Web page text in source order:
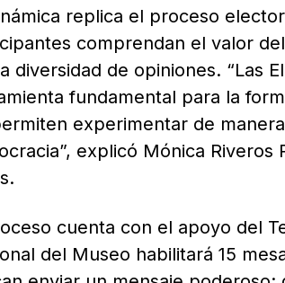
replica el proceso
comprendan el valor
diversidad de opiniones. “Las
fundamental para la
experimentar de
explicó Mónica
cuenta con el apoyo del
del Museo habilitará 15